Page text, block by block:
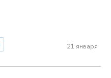
21 января